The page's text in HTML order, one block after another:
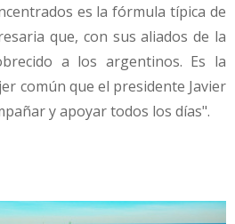
es la fórmula típica de
que, con sus aliados de la
a los argentinos. Es la
común que el presidente Javier
y apoyar todos los días".